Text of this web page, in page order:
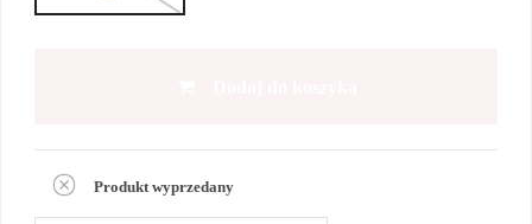
Produkt wyprzedany